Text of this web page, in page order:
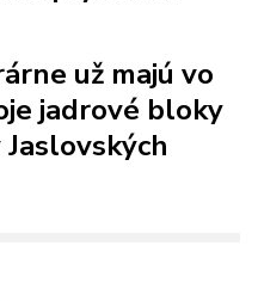
už majú vo
jadrové bloky